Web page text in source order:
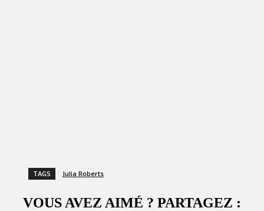
TAGS Julia Roberts
VOUS AVEZ AIMÉ ? PARTAGEZ :